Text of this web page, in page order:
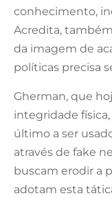
conhecimento,
Acredita,
da imagem de
políticas precisa
Gherman, que
integridade
último a ser
através de fake
buscam erodir a
adotam esta